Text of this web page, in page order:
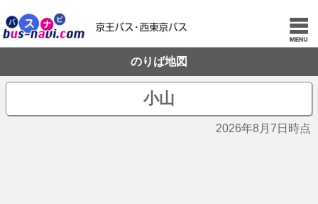
のりば地図
小山
2026年8月7日時点